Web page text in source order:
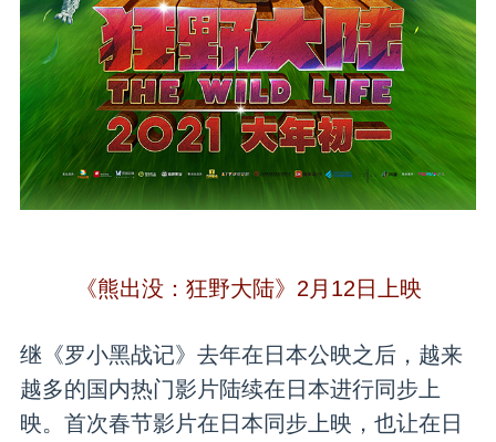
《熊出没：狂野大陆》2月12日上映
继《罗小黑战记》去年在日本公映之后，越来
越多的国内热门影片陆续在日本进行同步上
映。首次春节影片在日本同步上映，也让在日